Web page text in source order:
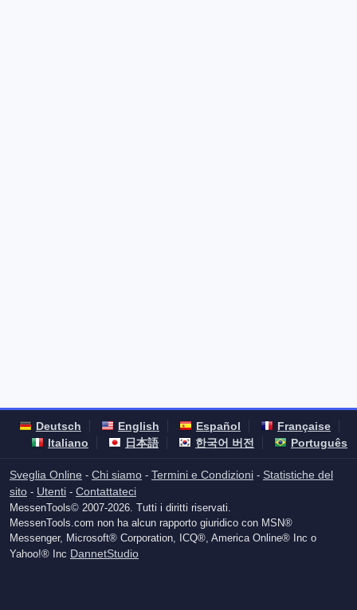
Deutsch English Español
Française
Italiano
日本語 한국어 버전 Português
Sveglia Online - Chi siamo - Termini e Condizioni - Statistiche del
sito - Utenti - Contattateci
MessenTools© 2007-2026. Tutti i diritti riservati.
MessenTools.com non ha alcun rapporto giuridico con MSN®
Messenger, Microsoft® Corporation, ICQ®, America Online® Inc o
Yahoo!® Inc DannetStudio